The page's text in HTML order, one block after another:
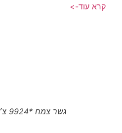
קרא עוד->
גשר צמח *9924 צ׳יטו טיגו 8 פרו המותג הסיני הגיע לצפון